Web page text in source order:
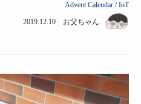
Advent Calendar /IoT
2019.12.10 お父ちゃん